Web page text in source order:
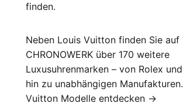
finden.
Neben Louis Vuitton finden Sie auf
CHRONOWERK über 170 weitere
Luxusuhrenmarken – von Rolex und
hin zu unabhängigen Manufakturen.
Vuitton Modelle entdecken →